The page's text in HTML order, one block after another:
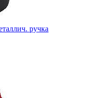
ручка